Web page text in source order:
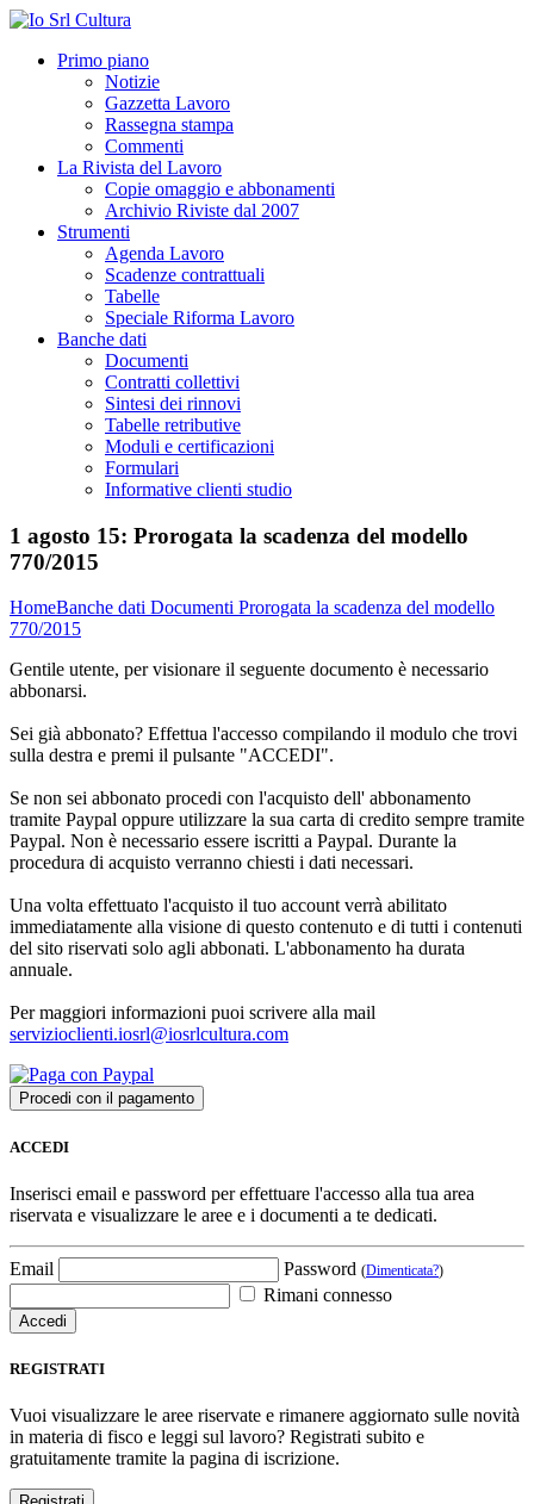
Primo piano
Notizie
Gazzetta Lavoro
Rassegna stampa
Commenti
La Rivista del Lavoro
Copie omaggio e abbonamenti
Archivio Riviste dal 2007
Strumenti
Agenda Lavoro
Scadenze contrattuali
Tabelle
Speciale Riforma Lavoro
Banche dati
Documenti
Contratti collettivi
Sintesi dei rinnovi
Tabelle retributive
Moduli e certificazioni
Formulari
Informative clienti studio
1 agosto 15: Prorogata la scadenza del modello
770/2015
HomeBanche dati Documenti Prorogata la scadenza del modello
770/2015
Gentile utente, per visionare il seguente documento è necessario
abbonarsi.
Sei già abbonato? Effettua l'accesso compilando il modulo che trovi
sulla destra e premi il pulsante "ACCEDI".
Se non sei abbonato procedi con l'acquisto dell' abbonamento
tramite Paypal oppure utilizzare la sua carta di credito sempre tramite
Paypal. Non è necessario essere iscritti a Paypal. Durante la
procedura di acquisto verranno chiesti i dati necessari.
Una volta effettuato l'acquisto il tuo account verrà abilitato
immediatamente alla visione di questo contenuto e di tutti i contenuti
del sito riservati solo agli abbonati. L'abbonamento ha durata
annuale.
Per maggiori informazioni puoi scrivere alla mail
servizioclienti.iosrl@iosrlcultura.com
ACCEDI
Inserisci email e password per effettuare l'accesso alla tua area
riservata e visualizzare le aree e i documenti a te dedicati.
Email Password (Dimenticata?)
Rimani connesso
REGISTRATI
Vuoi visualizzare le aree riservate e rimanere aggiornato sulle novità
in materia di fisco e leggi sul lavoro? Registrati subito e
gratuitamente tramite la pagina di iscrizione.